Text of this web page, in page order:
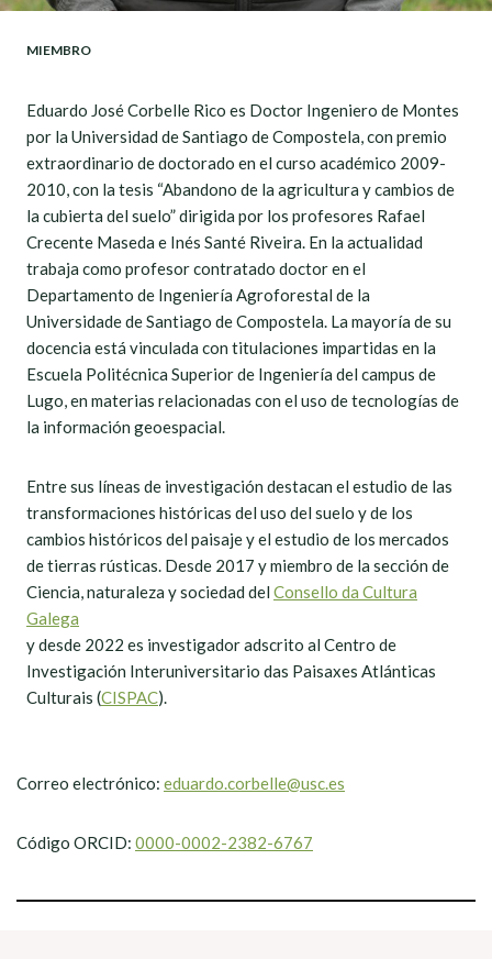
MIEMBRO
Eduardo José Corbelle Rico es Doctor Ingeniero de Montes
por la Universidad de Santiago de Compostela, con premio
extraordinario de doctorado en el curso académico 2009-
2010, con la tesis “Abandono de la agricultura y cambios de
la cubierta del suelo” dirigida por los profesores Rafael
Crecente Maseda e Inés Santé Riveira. En la actualidad
trabaja como profesor contratado doctor en el
Departamento de Ingeniería Agroforestal de la
Universidade de Santiago de Compostela. La mayoría de su
docencia está vinculada con titulaciones impartidas en la
Escuela Politécnica Superior de Ingeniería del campus de
Lugo, en materias relacionadas con el uso de tecnologías de
la información geoespacial.
Entre sus líneas de investigación destacan el estudio de las
transformaciones históricas del uso del suelo y de los
cambios históricos del paisaje y el estudio de los mercados
de tierras rústicas. Desde 2017 y miembro de la sección de
Ciencia, naturaleza y sociedad del Consello da Cultura
Galega
y desde 2022 es investigador adscrito al Centro de
Investigación Interuniversitario das Paisaxes Atlánticas
Culturais (CISPAC).
Correo electrónico: eduardo.corbelle@usc.es
Código ORCID: 0000-0002-2382-6767